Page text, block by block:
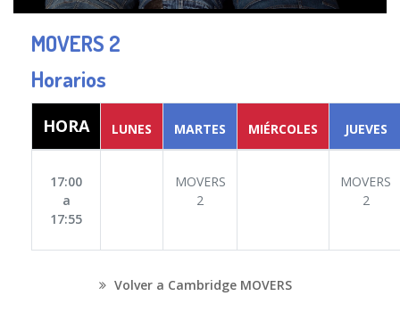
MOVERS 2
Horarios
HORA LUNES MARTES MIÉRCOLES JUEVES
17:00
a
17:55
MOVERS
2
MOVERS
2
Volver a Cambridge MOVERS